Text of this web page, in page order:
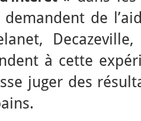
de
à cette
juger des